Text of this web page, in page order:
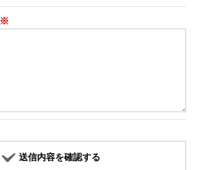
※
送信内容を確認する